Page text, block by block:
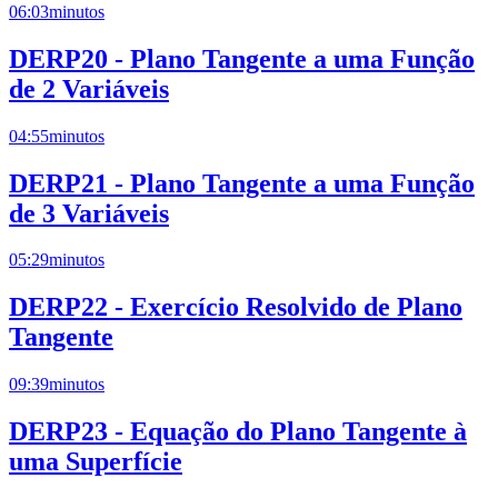
06:03minutos
DERP20 - Plano Tangente a uma Função
de 2 Variáveis
04:55minutos
DERP21 - Plano Tangente a uma Função
de 3 Variáveis
05:29minutos
DERP22 - Exercício Resolvido de Plano
Tangente
09:39minutos
DERP23 - Equação do Plano Tangente à
uma Superfície